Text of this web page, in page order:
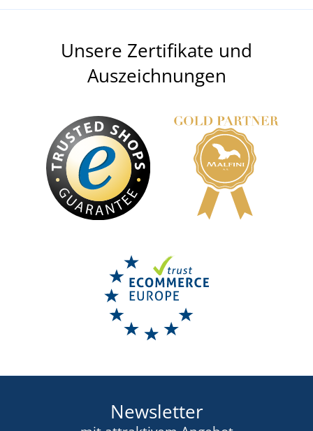
Unsere Zertifikate und
Auszeichnungen
Newsletter